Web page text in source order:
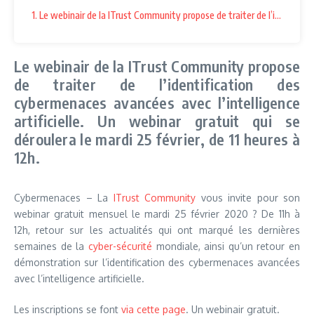
1. Le webinair de la ITrust Community propose de traiter de
Le webinair de la ITrust Community propose
de traiter de l’identification des
cybermenaces avancées avec l’intelligence
artificielle. Un webinar gratuit qui se
déroulera le mardi 25 février, de 11 heures à
12h.
Cybermenaces – La ITrust Community vous invite pour son
webinar gratuit mensuel le mardi 25 février 2020 ? De 11h à
12h, retour sur les actualités qui ont marqué les dernières
semaines de la cyber-sécurité mondiale, ainsi qu’un retour en
démonstration sur l’identification des cybermenaces avancées
avec l’intelligence artificielle.
Les inscriptions se font via cette page. Un webinair gratuit.